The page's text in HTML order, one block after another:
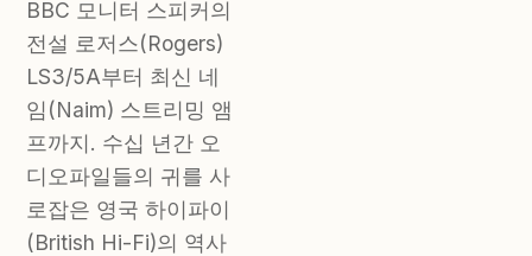
BBC 모니터 스피커의
전설 로저스(Rogers)
LS3/5A부터 최신 네
임(Naim) 스트리밍 앰
프까지. 수십 년간 오
디오파일들의 귀를 사
로잡은 영국 하이파이
(British Hi-Fi)의 역사